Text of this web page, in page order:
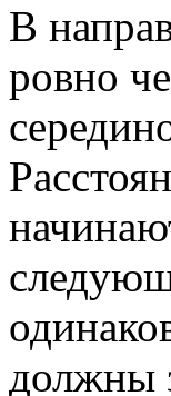
В
ровно
должны